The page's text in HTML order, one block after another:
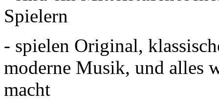
Spielern
- spielen Original,
moderne Musik, und alles
macht